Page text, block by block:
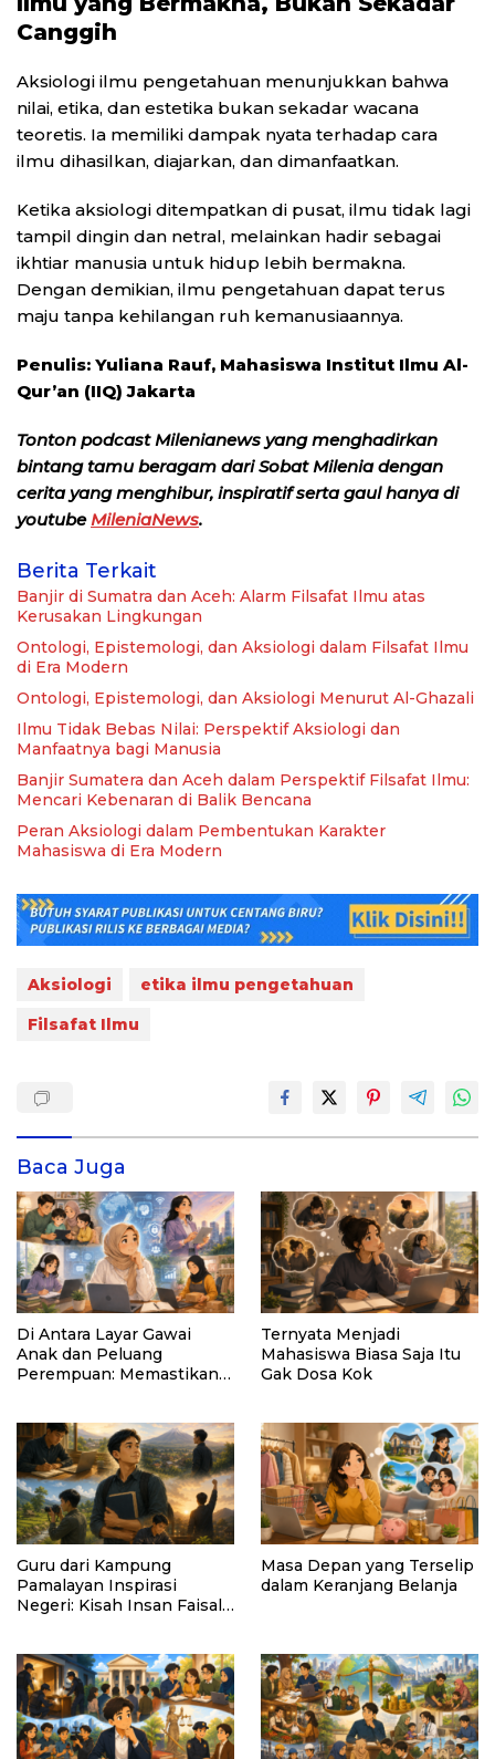
Canggih
Aksiologi ilmu pengetahuan menunjukkan bahwa
nilai, etika, dan estetika bukan sekadar wacana
teoretis. Ia memiliki dampak nyata terhadap cara
ilmu dihasilkan, diajarkan, dan dimanfaatkan.
Ketika aksiologi ditempatkan di pusat, ilmu tidak lagi
tampil dingin dan netral, melainkan hadir sebagai
ikhtiar manusia untuk hidup lebih bermakna.
Dengan demikian, ilmu pengetahuan dapat terus
maju tanpa kehilangan ruh kemanusiaannya.
Penulis: Yuliana Rauf, Mahasiswa Institut Ilmu Al-
Qur’an (IIQ) Jakarta
Tonton podcast Milenianews yang menghadirkan
bintang tamu beragam dari Sobat Milenia dengan
cerita yang menghibur, inspiratif serta gaul hanya di
youtube MileniaNews.
Berita Terkait
Banjir di Sumatra dan Aceh: Alarm Filsafat Ilmu atas
Kerusakan Lingkungan
Ontologi, Epistemologi, dan Aksiologi dalam Filsafat Ilmu
di Era Modern
Ontologi, Epistemologi, dan Aksiologi Menurut Al-Ghazali
Ilmu Tidak Bebas Nilai: Perspektif Aksiologi dan
Manfaatnya bagi Manusia
Banjir Sumatera dan Aceh dalam Perspektif Filsafat Ilmu:
Mencari Kebenaran di Balik Bencana
Peran Aksiologi dalam Pembentukan Karakter
Mahasiswa di Era Modern
Aksiologi
etika ilmu pengetahuan
Filsafat Ilmu
Baca Juga
Di Antara Layar Gawai
Anak dan Peluang
Perempuan: Memastikan
Ternyata Menjadi
Mahasiswa Biasa Saja Itu
Gak Dosa Kok
Guru dari Kampung
Pamalayan Inspirasi
Negeri: Kisah Insan Faisal
Pelosok Negeri”
Masa Depan yang Terselip
dalam Keranjang Belanja